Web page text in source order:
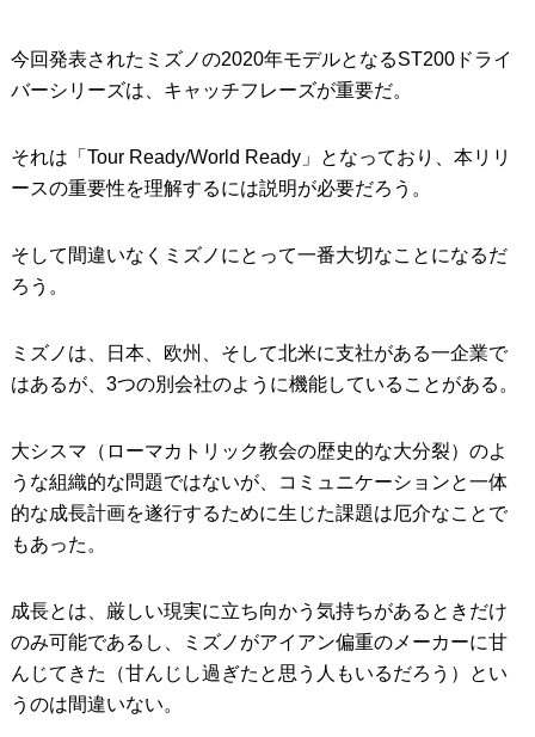
今回発表されたミズノの2020年モデルとなるST200ドライ
バーシリーズは、キャッチフレーズが重要だ。
それは「Tour Ready/World Ready」となっており、本リリ
ースの重要性を理解するには説明が必要だろう。
そして間違いなくミズノにとって一番大切なことになるだ
ろう。
ミズノは、日本、欧州、そして北米に支社がある一企業で
はあるが、3つの別会社のように機能していることがある。
大シスマ（ローマカトリック教会の歴史的な大分裂）のよ
うな組織的な問題ではないが、コミュニケーションと一体
的な成長計画を遂行するために生じた課題は厄介なことで
もあった。
成長とは、厳しい現実に立ち向かう気持ちがあるときだけ
のみ可能であるし、ミズノがアイアン偏重のメーカーに甘
んじてきた（甘んじし過ぎたと思う人もいるだろう）とい
うのは間違いない。